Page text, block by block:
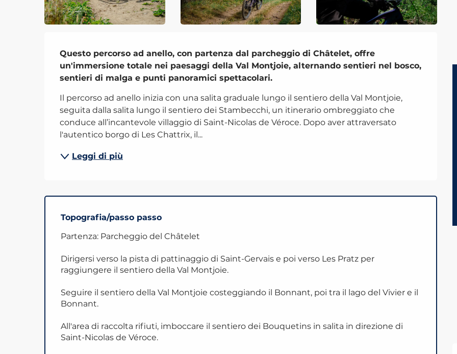
Descrizione
Questo percorso ad anello, con partenza dal parcheggio di Châtelet, offre
un'immersione totale nei paesaggi della Val Montjoie, alternando sentieri nel bosco,
sentieri di malga e punti panoramici spettacolari.
Il percorso ad anello inizia con una salita graduale lungo il sentiero della Val Montjoie,
seguita dalla salita lungo il sentiero dei Stambecchi, un itinerario ombreggiato che
conduce all’incantevole villaggio di Saint-Nicolas de Véroce. Dopo aver attraversato
l'autentico borgo di Les Chattrix, il...
Leggi di più
Topografia/passo passo
Partenza: Parcheggio del Châtelet
Dirigersi verso la pista di pattinaggio di Saint-Gervais e poi verso Les Pratz per
raggiungere il sentiero della Val Montjoie.
Seguire il sentiero della Val Montjoie costeggiando il Bonnant, poi tra il lago del Vivier e il
Bonnant.
All'area di raccolta rifiuti, imboccare il sentiero dei Bouquetins in salita in direzione di
Saint-Nicolas de Véroce.